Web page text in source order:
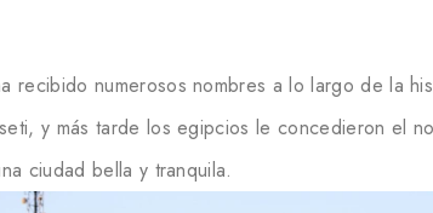
recibido numerosos nombres a lo largo de la
y más tarde los egipcios le concedieron el
ciudad bella y tranquila.